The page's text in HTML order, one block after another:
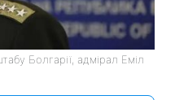
Болгарії, адмірал Еміл